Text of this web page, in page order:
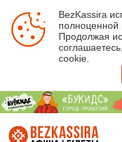
BezKassira
полноценной
Продолжая
cookie.